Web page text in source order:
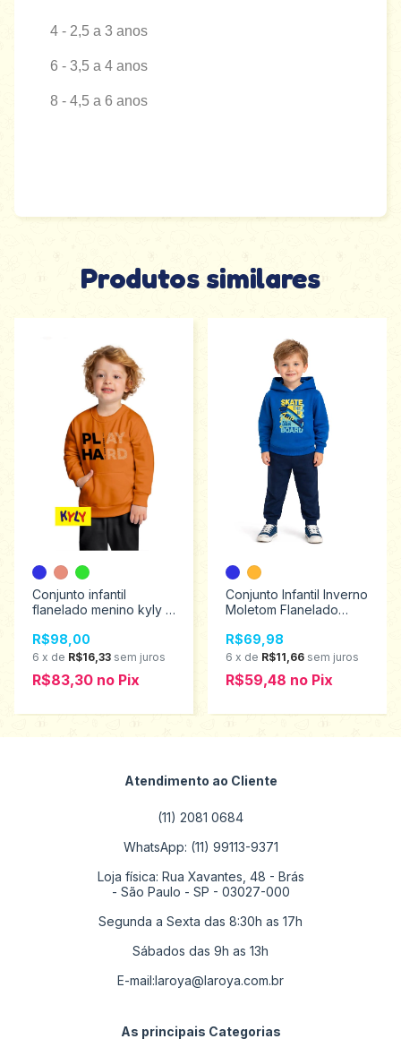
4 - 2,5 a 3 anos
6 - 3,5 a 4 anos
8 - 4,5 a 6 anos
Produtos similares
Conjunto infantil
flanelado menino kyly 4
R$98,00
6 x de R$16,33 sem juros
R$83,30 no Pix
Conjunto Infantil Inverno
Moletom Flanelado
43623
R$69,98
6 x de R$11,66 sem juros
R$59,48 no Pix
Atendimento ao Cliente
(11) 2081 0684
WhatsApp: (11) 99113-9371
Loja física: Rua Xavantes, 48 - Brás
- São Paulo - SP - 03027-000
Segunda a Sexta das 8:30h as 17h
Sábados das 9h as 13h
E-mail:laroya@laroya.com.br
As principais Categorias